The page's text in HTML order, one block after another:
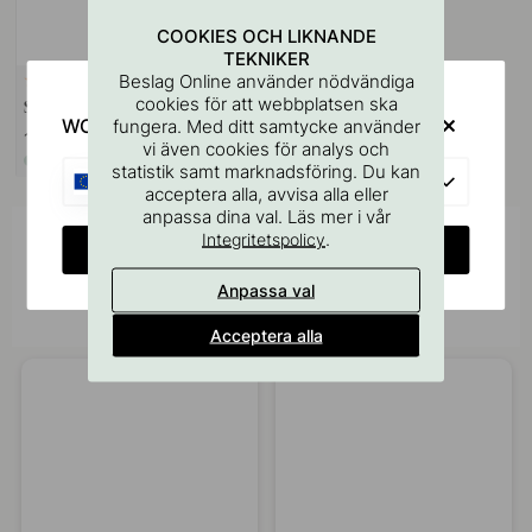
VÄGGFÄSTE
Skruvstift M4x50mm 1st
11 kr
Inspireras av andra
Tagga dina bilder med #beslagonline &
@beslagonline för att synas här!
COOKIES OCH LIKNANDE
TEKNIKER
Beslag Online använder nödvändiga
cookies för att webbplatsen ska
fungera. Med ditt samtycke använder
vi även cookies för analys och
statistik samt marknadsföring. Du kan
acceptera alla, avvisa alla eller
anpassa dina val. Läs mer i vår
Integritetspolicy.
Anpassa val
Acceptera alla
WOULD YOU RATHER VISIT?
EU
CHANGE COUNTRY